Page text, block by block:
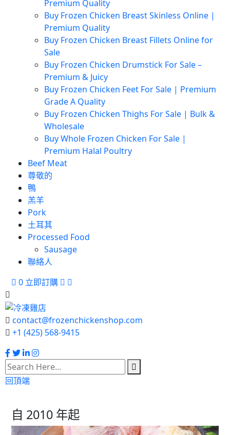
Premium Quality
Buy Frozen Chicken Breast Skinless Online |
Premium Quality
Buy Frozen Chicken Breast Fillets Online for
Sale
Buy Frozen Chicken Drumstick For Sale –
Premium & Juicy
Buy Frozen Chicken Feet For Sale | Premium
Grade A Quality
Buy Frozen Chicken Thighs For Sale | Bulk &
Wholesale
Buy Whole Frozen Chicken For Sale |
Premium Halal Poultry
Beef Meat
尊敬的
鴨
羔羊
Pork
土耳其
Processed Food
Sausage
聯絡人
0 立即訂購
contact@frozenchickenshop.com
+1 (425) 568-9415
回頂端
自 2010 年起